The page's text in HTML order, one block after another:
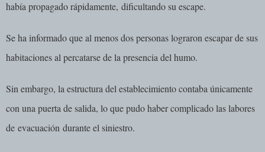
había propagado rápidamente, dificultando su escape.
Se ha informado que al menos dos personas lograron escapar de sus
habitaciones al percatarse de la presencia del humo.
Sin embargo, la estructura del establecimiento contaba únicamente
con una puerta de salida, lo que pudo haber complicado las labores
de evacuación durante el siniestro.